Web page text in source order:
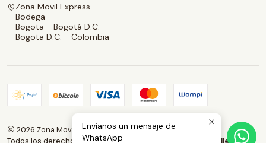
Zona Movil Express
Bodega
Bogota - Bogotá D.C.
Bogota D.C. - Colombia
2026 Zona Movil Express.
Todos los derechos reservados.
Desarrollado por Jumpseller
Envíanos un mensaje de
WhatsApp